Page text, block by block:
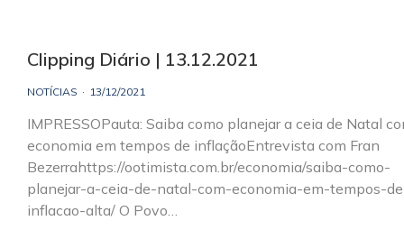
Clipping Diário | 13.12.2021
NOTÍCIAS 13/12/2021
IMPRESSOPauta: Saiba como planejar a ceia de Natal
economia em tempos de inflaçãoEntrevista com Fran
Bezerrahttps://ootimista.com.br/economia/saiba-como-
planejar-a-ceia-de-natal-com-economia-em-tempos-
inflacao-alta/ O Povo…